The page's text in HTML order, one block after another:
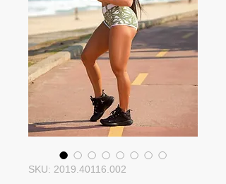
SKU: 2019.40116.002